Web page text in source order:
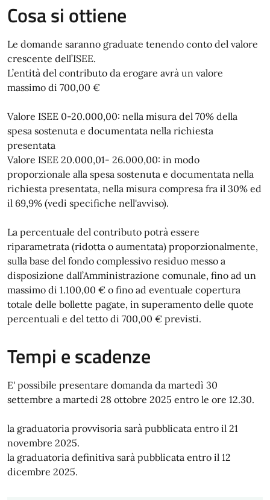
Cosa si ottiene
Le domande saranno graduate tenendo conto del valore
crescente dell’ISEE.
L’entità del contributo da erogare avrà un valore
massimo di 700,00 €
Valore ISEE 0-20.000,00: nella misura del 70% della
spesa sostenuta e documentata nella richiesta
presentata
Valore ISEE 20.000,01- 26.000,00: in modo
proporzionale alla spesa sostenuta e documentata nella
richiesta presentata, nella misura compresa fra il 30% ed
il 69,9% (vedi specifiche nell'avviso).
La percentuale del contributo potrà essere
riparametrata (ridotta o aumentata) proporzionalmente,
sulla base del fondo complessivo residuo messo a
disposizione dall’Amministrazione comunale, fino ad un
massimo di 1.100,00 € o fino ad eventuale copertura
totale delle bollette pagate, in superamento delle quote
percentuali e del tetto di 700,00 € previsti.
Tempi e scadenze
E' possibile presentare domanda da martedì 30
settembre a martedì 28 ottobre 2025 entro le ore 12.30.
la graduatoria provvisoria sarà pubblicata entro il 21
novembre 2025.
la graduatoria definitiva sarà pubblicata entro il 12
dicembre 2025.